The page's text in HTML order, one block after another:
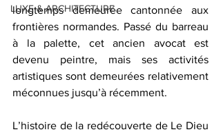
LUXE & ARCHITECTURE
longtemps demeurée cantonnée aux
frontières normandes. Passé du barreau
à la palette, cet ancien avocat est
devenu peintre, mais ses activités
artistiques sont demeurées relativement
méconnues jusqu’à récemment.
L’histoire de la redécouverte de Le Dieu